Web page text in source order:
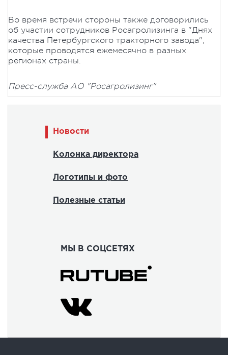
Во время встречи стороны также договорились
об участии сотрудников Росагролизинга в "Днях
качества Петербургского тракторного завода",
которые проводятся ежемесячно в разных
регионах страны.
Пресс-служба АО "Росагролизинг"
Новости
Колонка директора
Логотипы и фото
Полезные статьи
МЫ В СОЦСЕТЯХ